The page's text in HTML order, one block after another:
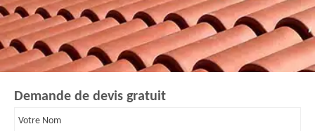
Demande de devis gratuit